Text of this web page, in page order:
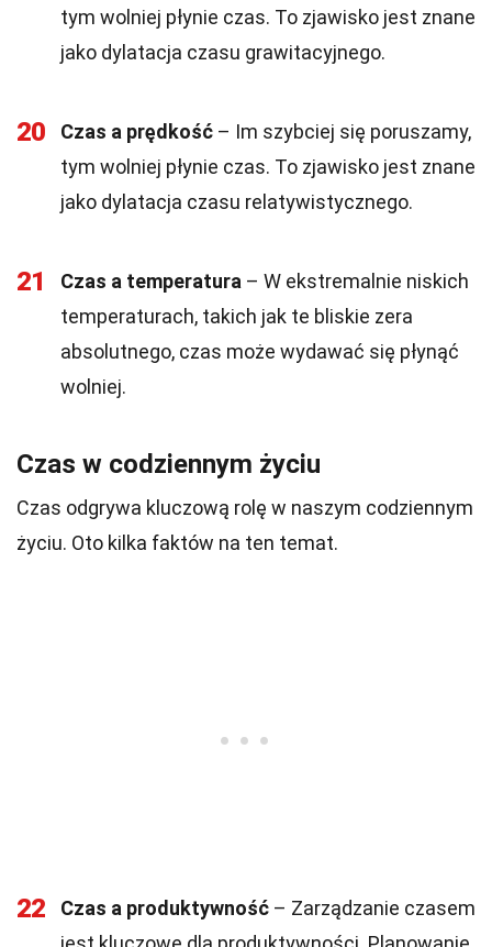
tym wolniej płynie czas. To zjawisko jest znane
jako dylatacja czasu grawitacyjnego.
20 Czas a prędkość – Im szybciej się poruszamy,
tym wolniej płynie czas. To zjawisko jest znane
jako dylatacja czasu relatywistycznego.
21 Czas a temperatura – W ekstremalnie niskich
temperaturach, takich jak te bliskie zera
absolutnego, czas może wydawać się płynąć
wolniej.
Czas w codziennym życiu
Czas odgrywa kluczową rolę w naszym codziennym
życiu. Oto kilka faktów na ten temat.
22 Czas a produktywność – Zarządzanie czasem